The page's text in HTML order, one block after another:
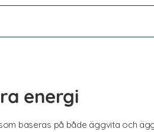
energi
baseras på både äggvita och